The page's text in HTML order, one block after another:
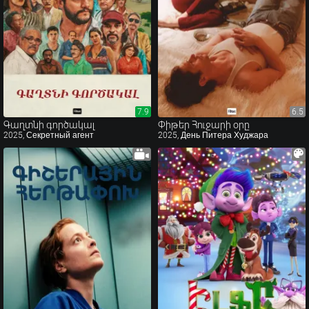
7.9
7.9
Գաղտնի գործակալ
2025, Секретный агент
6.5
6.5
Փիթեր Հուջարի օրը
2025, День Питера Худжара